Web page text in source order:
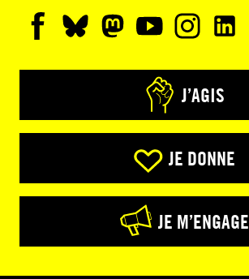
J’AGIS
JE DONNE
JE M’ENGAGE